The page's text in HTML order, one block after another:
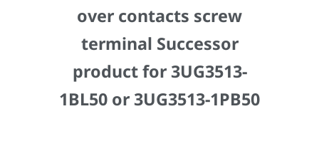
over contacts screw
terminal Successor
product for 3UG3513-
1BL50 or 3UG3513-1PB50